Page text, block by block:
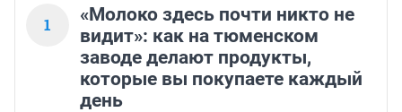
1
«Молоко здесь почти никто не
видит»: как на тюменском
заводе делают продукты,
которые вы покупаете каждый
день